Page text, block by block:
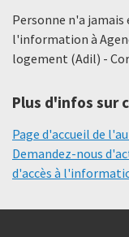
Personne n'a jamais
l'information à
logement (Adil) -
Plus d'infos sur
Page d'accueil de
Demandez-nous
d'accès à